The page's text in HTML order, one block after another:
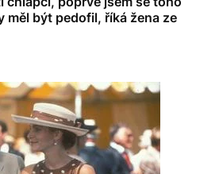
měl být pedofil, říká žena ze